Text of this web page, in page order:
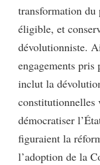
transformation du
éligible, et
dévolutionniste.
engagements
inclut la
constitutionnelles
démocratiser
figuraient la
l’adoption de la